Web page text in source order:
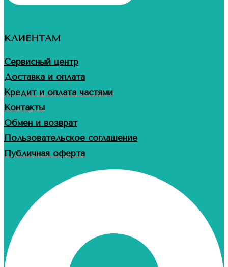
КЛИЕНТАМ
Сервисный центр
Доставка и оплата
Кредит и оплата частями
Контакты
Обмен и возврат
Пользовательское соглашение
Публичная оферта